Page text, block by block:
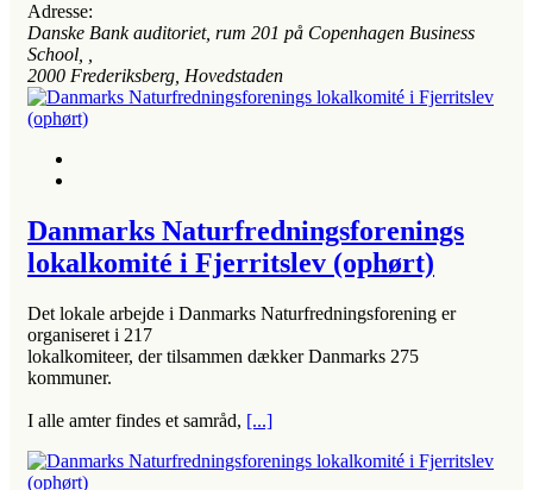
Adresse:
Danske Bank auditoriet, rum 201 på Copenhagen Business
School
2000 Frederiksberg, Hovedstaden
Danmarks Naturfredningsforenings
lokalkomité i Fjerritslev (ophørt)
Det lokale arbejde i Danmarks Naturfredningsforening er
organiseret i 217
lokalkomiteer, der tilsammen dækker Danmarks 275
kommuner.
I alle amter findes et samråd, [...]